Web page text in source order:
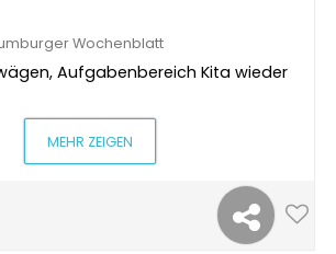
Wochenblatt
Aufgabenbereich Kita wieder
MEHR ZEIGEN